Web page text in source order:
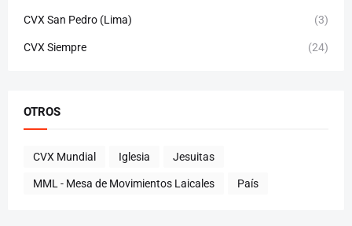
CVX San Pedro (Lima) (3)
CVX Siempre (24)
OTROS
CVX Mundial Iglesia Jesuitas
MML - Mesa de Movimientos Laicales País